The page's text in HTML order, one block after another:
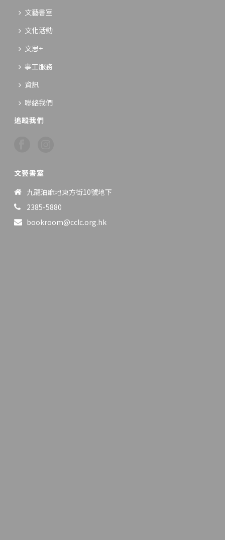
文藝書室
文化活動
文思+
事工服務
資訊
聯絡我們
追蹤我們
文藝書室
九龍油麻地東方街10號地下
2385-5880
bookroom@cclc.org.hk